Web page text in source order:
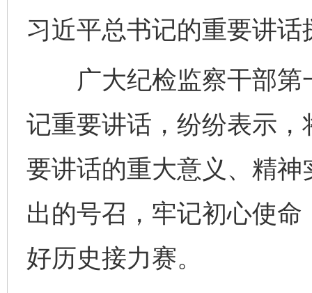
习近平总书记的重要讲
广大纪检监察干部第
记重要讲话，纷纷表示
要讲话的重大意义、精
出的号召，牢记初心使
好历史接力赛。